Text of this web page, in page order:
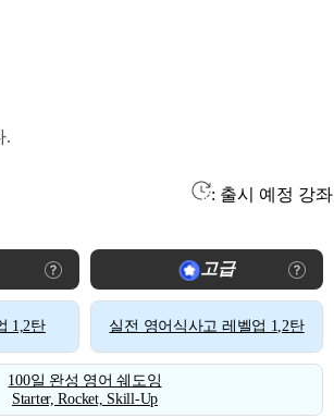
.
: 출시 예정 강좌
고급
1,2탄 실전 영어식사고 레벨업 1,2탄
100일 완성 영어 쉐도잉
Starter, Rocket, Skill-Up